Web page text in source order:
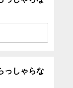
っしゃらな